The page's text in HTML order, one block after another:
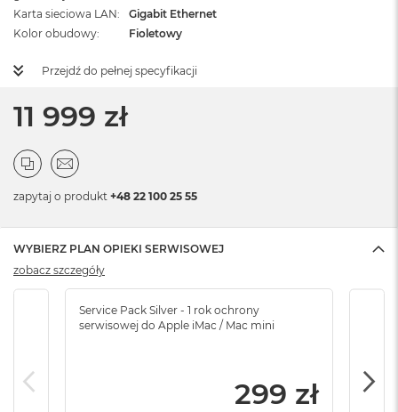
Karta sieciowa LAN
Gigabit Ethernet
Kolor obudowy
Fioletowy
Przejdź do pełnej specyfikacji
11 999 zł
zapytaj o produkt +48 22 100 25 55
WYBIERZ PLAN OPIEKI SERWISOWEJ
Service Pack Silver - 1 rok ochrony
serwisowej do Apple iMac / Mac mini
299 zł
zobacz szczegóły